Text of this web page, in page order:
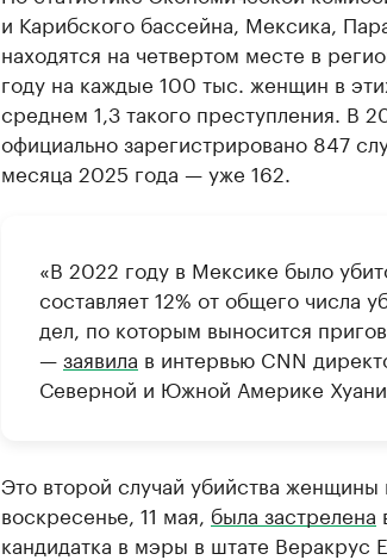
и Карибского бассейна, Мексика,
находятся на четвертом месте в
году на каждые 100 тыс. женщин в
среднем 1,3 такого преступления. В
официально зарегистрировано 847
месяца 2025 года — уже 162.
«В 2022 году в Мексике было
составляет 12% от общего числа
дел, по которым выносится
—заявила в интервью CNN
Северной и Южной Америке
Это второй случай убийства
воскресенье, 11 мая, была застрелена
кандидатка в мэры в штате Веракрус